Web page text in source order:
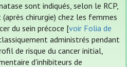
sont indiqués, selon le RCP,
chirurgie) chez les femmes
du sein précoce [voir Folia de
administrés pendant
de risque du cancer initial,
d'inhibiteurs de